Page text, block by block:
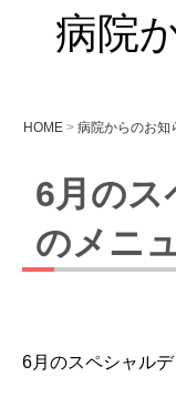
病院
HOME > 病院からのお知
6月のス
のメニ
6月のスペシャル